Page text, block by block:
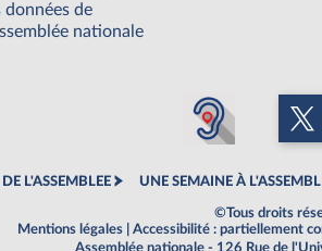
données de
nationale
L'ASSEMBLEE UNE SEMAINE À
©Tous droits
Mentions légales
Accessibilité : partiellement
Assemblée nationale - 126 Rue de